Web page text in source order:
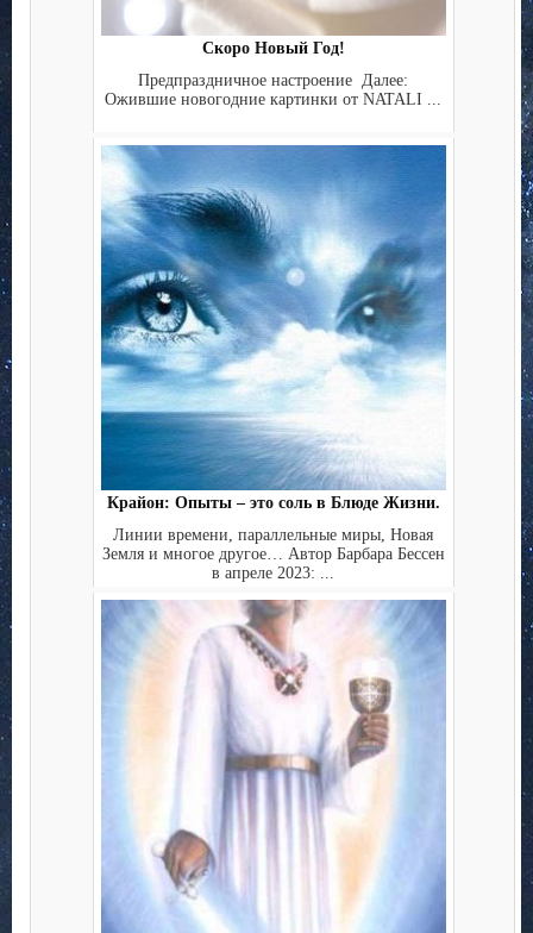
Скоро Новый Год!
Предпраздничное настроение Далее:
Ожившие новогодние картинки от NATALI ...
Крайон: Опыты – это соль в Блюде Жизни.
Линии времени, параллельные миры, Новая
Земля и многое другое… Автор Барбара Бессен
в апреле 2023: ...